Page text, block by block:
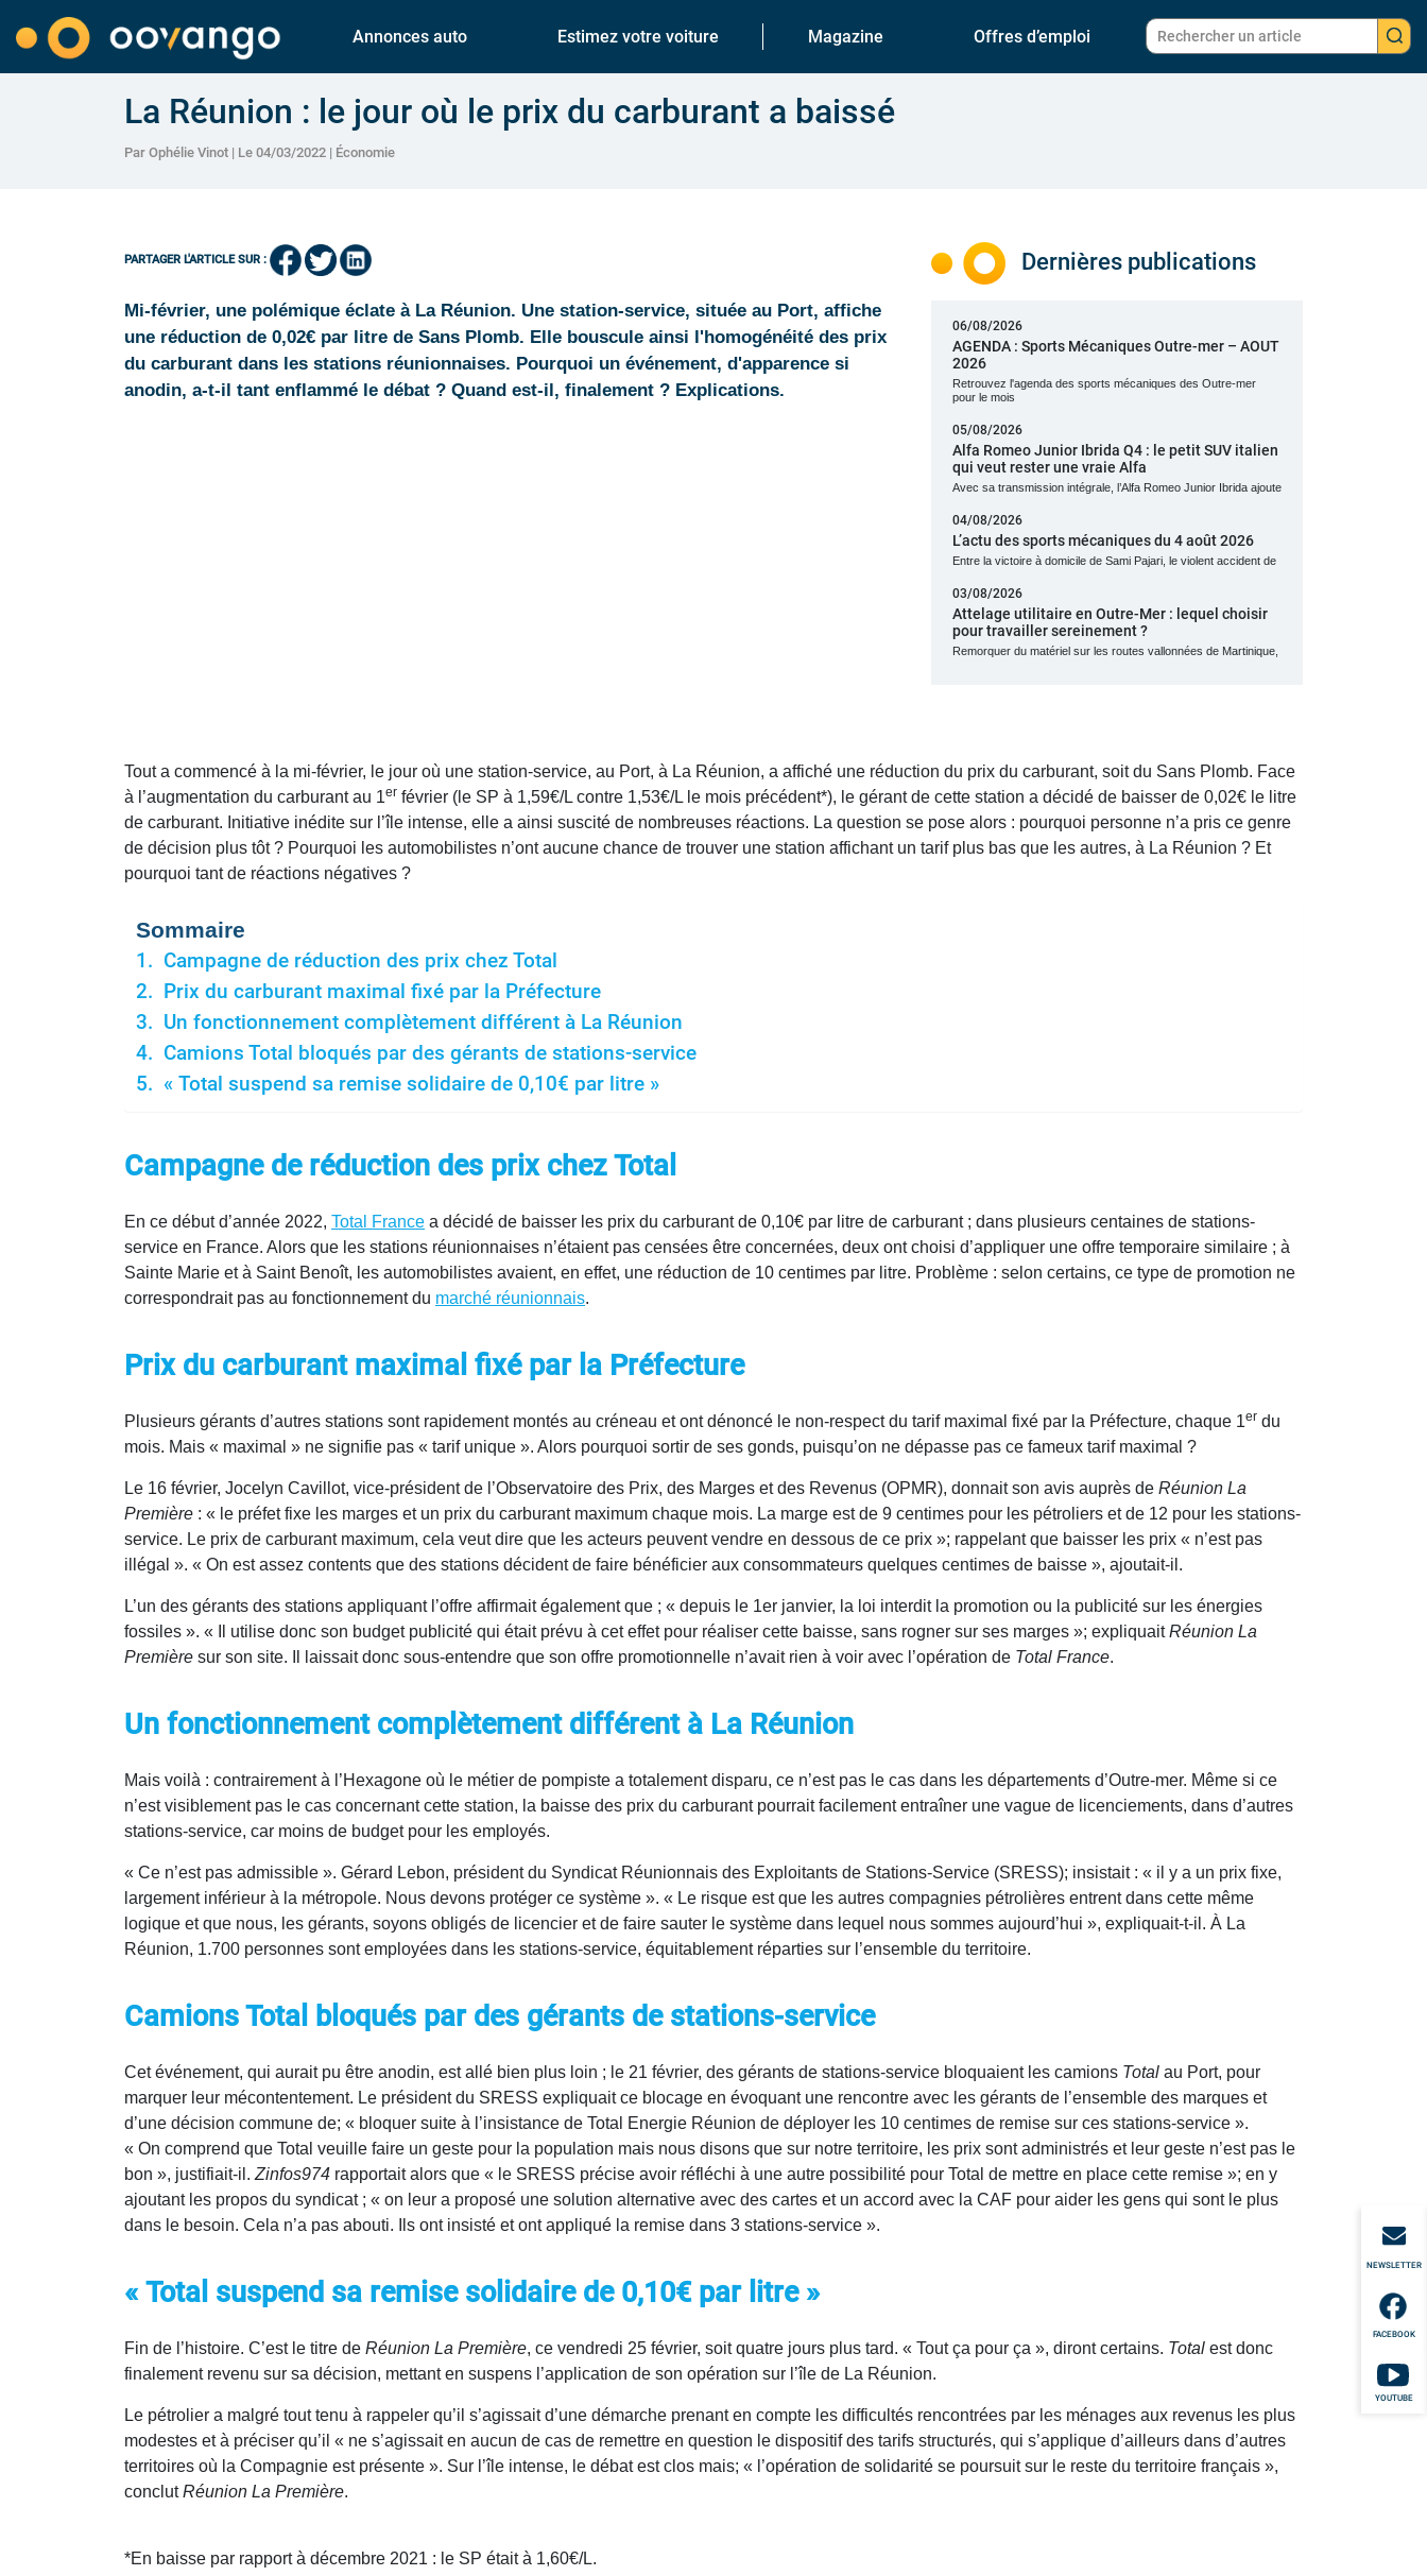
Annonces auto Estimez votre voiture Magazine Offres d’emploi
NEWSLETTER
FACEBOOK
YOUTUBE
La Réunion : le jour où le prix du carburant a baissé
Par Ophélie Vinot | Le 04/03/2022 | Économie
PARTAGER L'ARTICLE SUR :
Mi-février, une polémique éclate à La Réunion. Une station-service, située au Port, affiche
une réduction de 0,02€ par litre de Sans Plomb. Elle bouscule ainsi l'homogénéité des prix
du carburant dans les stations réunionnaises. Pourquoi un événement, d'apparence si
anodin, a-t-il tant enflammé le débat ? Quand est-il, finalement ? Explications.
Dernières publications
06/08/2026
AGENDA : Sports Mécaniques Outre-mer – AOUT
2026
Retrouvez l'agenda des sports mécaniques des Outre-mer
pour le mois
05/08/2026
Alfa Romeo Junior Ibrida Q4 : le petit SUV italien
qui veut rester une vraie Alfa
Avec sa transmission intégrale, l’Alfa Romeo Junior Ibrida ajoute
04/08/2026
L’actu des sports mécaniques du 4 août 2026
Entre la victoire à domicile de Sami Pajari, le violent accident de
03/08/2026
Attelage utilitaire en Outre-Mer : lequel choisir
pour travailler sereinement ?
Remorquer du matériel sur les routes vallonnées de Martinique,
Tout a commencé à la mi-février, le jour où une station-service, au Port, à La Réunion, a affiché une réduction du prix du carburant, soit du Sans Plomb. Face
à l’augmentation du carburant au 1er février (le SP à 1,59€/L contre 1,53€/L le mois précédent*), le gérant de cette station a décidé de baisser de 0,02€ le litre
de carburant. Initiative inédite sur l’île intense, elle a ainsi suscité de nombreuses réactions. La question se pose alors : pourquoi personne n’a pris ce genre
de décision plus tôt ? Pourquoi les automobilistes n’ont aucune chance de trouver une station affichant un tarif plus bas que les autres, à La Réunion ? Et
pourquoi tant de réactions négatives ?
Sommaire
Campagne de réduction des prix chez Total
Prix du carburant maximal fixé par la Préfecture
Un fonctionnement complètement différent à La Réunion
Camions Total bloqués par des gérants de stations-service
« Total suspend sa remise solidaire de 0,10€ par litre »
Campagne de réduction des prix chez Total
En ce début d’année 2022, Total France a décidé de baisser les prix du carburant de 0,10€ par litre de carburant ; dans plusieurs centaines de stations-
service en France. Alors que les stations réunionnaises n’étaient pas censées être concernées, deux ont choisi d’appliquer une offre temporaire similaire ; à
Sainte Marie et à Saint Benoît, les automobilistes avaient, en effet, une réduction de 10 centimes par litre. Problème : selon certains, ce type de promotion ne
correspondrait pas au fonctionnement du marché réunionnais.
Prix du carburant maximal fixé par la Préfecture
Plusieurs gérants d’autres stations sont rapidement montés au créneau et ont dénoncé le non-respect du tarif maximal fixé par la Préfecture, chaque 1er du
mois. Mais « maximal » ne signifie pas « tarif unique ». Alors pourquoi sortir de ses gonds, puisqu’on ne dépasse pas ce fameux tarif maximal ?
Le 16 février, Jocelyn Cavillot, vice-président de l’Observatoire des Prix, des Marges et des Revenus (OPMR), donnait son avis auprès de Réunion La
Première : « le préfet fixe les marges et un prix du carburant maximum chaque mois. La marge est de 9 centimes pour les pétroliers et de 12 pour les stations-
service. Le prix de carburant maximum, cela veut dire que les acteurs peuvent vendre en dessous de ce prix »; rappelant que baisser les prix « n’est pas
illégal ». « On est assez contents que des stations décident de faire bénéficier aux consommateurs quelques centimes de baisse », ajoutait-il.
L’un des gérants des stations appliquant l’offre affirmait également que ; « depuis le 1er janvier, la loi interdit la promotion ou la publicité sur les énergies
fossiles ». « Il utilise donc son budget publicité qui était prévu à cet effet pour réaliser cette baisse, sans rogner sur ses marges »; expliquaitRéunion La
Première sur son site. Il laissait donc sous-entendre que son offre promotionnelle n’avait rien à voir avec l’opération de Total France.
Un fonctionnement complètement différent à La Réunion
Mais voilà : contrairement à l’Hexagone où le métier de pompiste a totalement disparu, ce n’est pas le cas dans les départements d’Outre-mer. Même si ce
n’est visiblement pas le cas concernant cette station, la baisse des prix du carburant pourrait facilement entraîner une vague de licenciements, dans d’autres
stations-service, car moins de budget pour les employés.
« Ce n’est pas admissible ». Gérard Lebon, président du Syndicat Réunionnais des Exploitants de Stations-Service (SRESS); insistait : « il y a un prix fixe,
largement inférieur à la métropole. Nous devons protéger ce système ». « Le risque est que les autres compagnies pétrolières entrent dans cette même
logique et que nous, les gérants, soyons obligés de licencier et de faire sauter le système dans lequel nous sommes aujourd’hui », expliquait-t-il. À La
Réunion, 1.700 personnes sont employées dans les stations-service, équitablement réparties sur l’ensemble du territoire.
Camions Total bloqués par des gérants de stations-service
Cet événement, qui aurait pu être anodin, est allé bien plus loin ; le 21 février, des gérants de stations-service bloquaient les camions Total au Port, pour
marquer leur mécontentement. Le président du SRESS expliquait ce blocage en évoquant une rencontre avec les gérants de l’ensemble des marques et
d’une décision commune de; « bloquer suite à l’insistance de Total Energie Réunion de déployer les 10 centimes de remise sur ces stations-service ».
« On comprend que Total veuille faire un geste pour la population mais nous disons que sur notre territoire, les prix sont administrés et leur geste n’est pas le
bon », justifiait-il. Zinfos974 rapportait alors que « le SRESS précise avoir réfléchi à une autre possibilité pour Total de mettre en place cette remise »; en y
ajoutant les propos du syndicat ; « on leur a proposé une solution alternative avec des cartes et un accord avec la CAF pour aider les gens qui sont le plus
dans le besoin. Cela n’a pas abouti. Ils ont insisté et ont appliqué la remise dans 3 stations-service ».
« Total suspend sa remise solidaire de 0,10€ par litre »
Fin de l’histoire. C’est le titre de Réunion La Première, ce vendredi 25 février, soit quatre jours plus tard. « Tout ça pour ça », diront certains. Total est donc
finalement revenu sur sa décision, mettant en suspens l’application de son opération sur l’île de La Réunion.
Le pétrolier a malgré tout tenu à rappeler qu’il s’agissait d’une démarche prenant en compte les difficultés rencontrées par les ménages aux revenus les plus
modestes et à préciser qu’il « ne s’agissait en aucun de cas de remettre en question le dispositif des tarifs structurés, qui s’applique d’ailleurs dans d’autres
territoires où la Compagnie est présente ». Sur l’île intense, le débat est clos mais; « l’opération de solidarité se poursuit sur le reste du territoire français »,
conclutRéunion La Première.
*En baisse par rapport à décembre 2021 : le SP était à 1,60€/L.